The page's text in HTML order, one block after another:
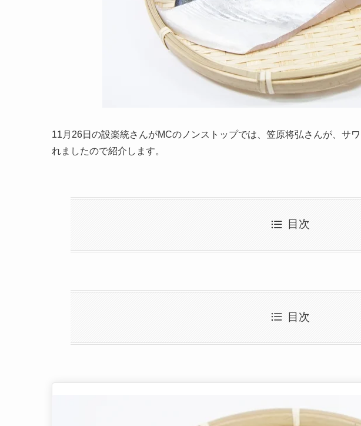
11月26日の設楽統さんがMCのノンストップでは、笠原将弘さんが、サ
れましたので紹介します。
目次
目次